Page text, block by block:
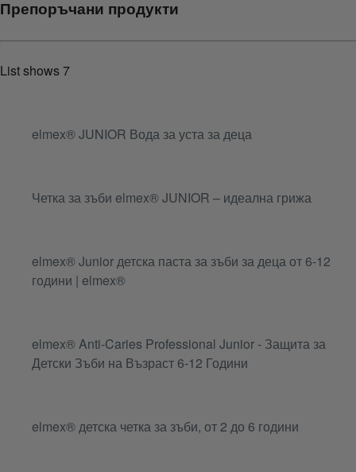
Препоръчани продукти
List shows7
elmex® JUNIOR Вода за уста за деца
Четка за зъби elmex® JUNIOR – идеална грижа
elmex® Junior детска паста за зъби за деца от 6-12
години | elmex®
elmex® Anti-Caries Professional Junior - Защита за
Детски Зъби на Възраст 6-12 Години
elmex® детска четка за зъби, от 2 до 6 години